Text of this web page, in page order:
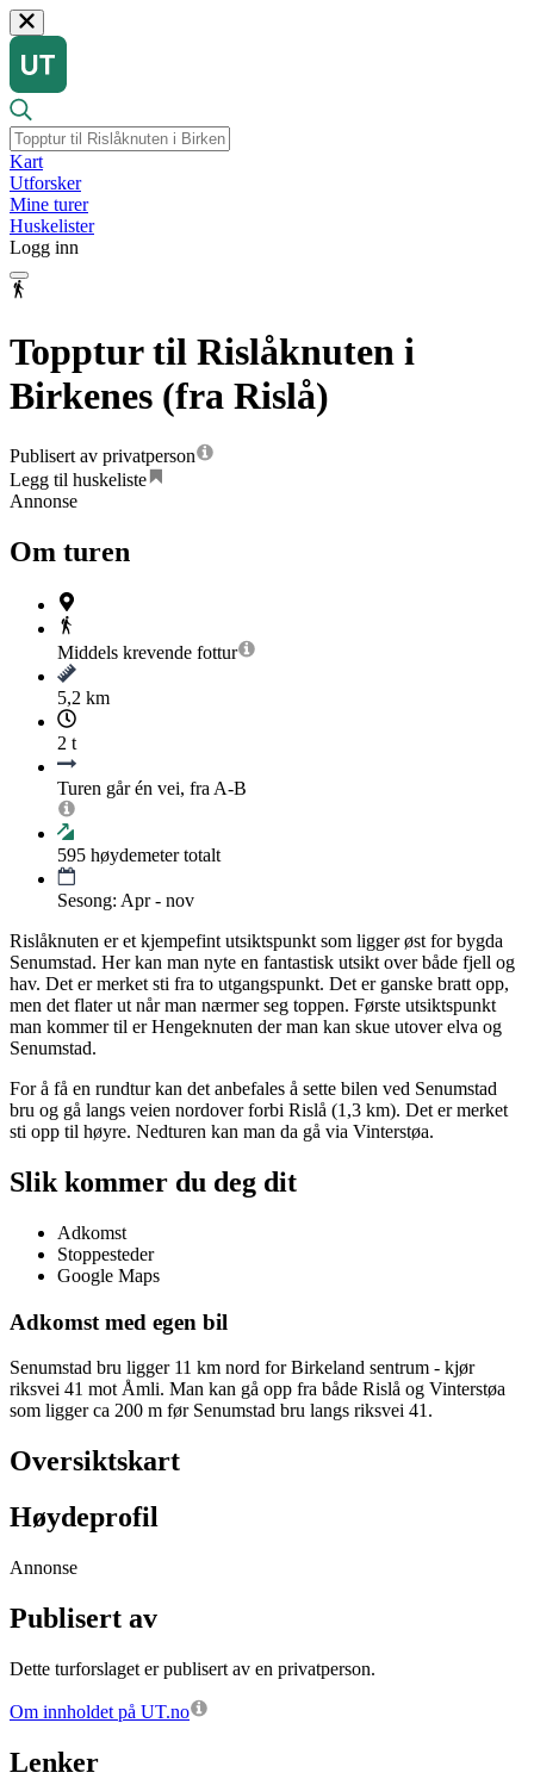
Kart
Utforsker
Mine turer
Huskelister
Logg inn
Topptur til Rislåknuten i
Birkenes (fra Rislå)
Publisert av privatperson
Legg til huskeliste
Annonse
Om turen
Middels krevende fottur
5,2 km
2 t
Turen går én vei, fra A-B
595 høydemeter totalt
Sesong: Apr - nov
Rislåknuten er et kjempefint utsiktspunkt som ligger øst for bygda
Senumstad. Her kan man nyte en fantastisk utsikt over både fjell og
hav. Det er merket sti fra to utgangspunkt. Det er ganske bratt opp,
men det flater ut når man nærmer seg toppen. Første utsiktspunkt
man kommer til er Hengeknuten der man kan skue utover elva og
Senumstad.
For å få en rundtur kan det anbefales å sette bilen ved Senumstad
bru og gå langs veien nordover forbi Rislå (1,3 km). Det er merket
sti opp til høyre. Nedturen kan man da gå via Vinterstøa.
Slik kommer du deg dit
Adkomst
Stoppesteder
Google Maps
Adkomst med egen bil
Senumstad bru ligger 11 km nord for Birkeland sentrum - kjør
riksvei 41 mot Åmli. Man kan gå opp fra både Rislå og Vinterstøa
som ligger ca 200 m før Senumstad bru langs riksvei 41.
Oversiktskart
Høydeprofil
Annonse
Publisert av
Dette turforslaget er publisert av en privatperson.
Om innholdet på UT.no
Lenker